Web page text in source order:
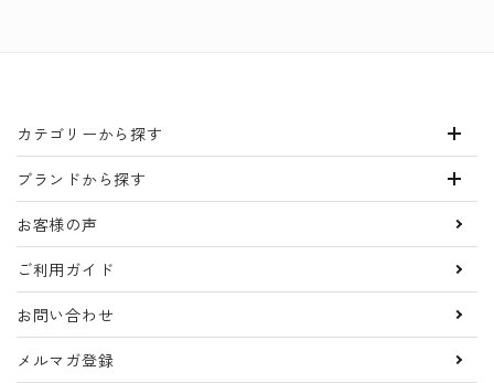
カテゴリーから探す
ブランドから探す
お客様の声
ご利用ガイド
お問い合わせ
メルマガ登録